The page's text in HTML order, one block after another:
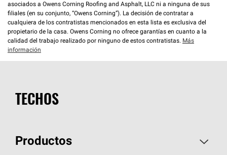
asociados a Owens Corning Roofing and Asphalt, LLC ni a ninguna de sus
filiales (en su conjunto, “Owens Corning”). La decisión de contratar a
cualquiera de los contratistas mencionados en esta lista es exclusiva del
propietario de la casa. Owens Corning no ofrece garantías en cuanto a la
calidad del trabajo realizado por ninguno de estos contratistas. Más
información
TECHOS
Productos